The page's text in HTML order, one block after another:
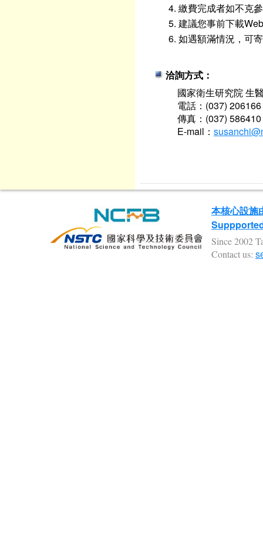
繳費完成者如不克
建議您事前下載
如遇額滿情況，可
洽詢方式：
國家衛生研究院 生
電話：(037)
傳真：(037) 586410
E-mail：
本核心設施
Since 2002
Contact us: